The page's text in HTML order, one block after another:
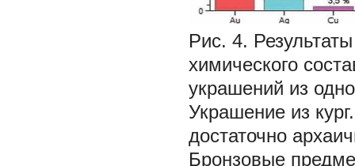
Рис. 4.
химического
украшений из
Украшение из
достаточно
Бронзовые